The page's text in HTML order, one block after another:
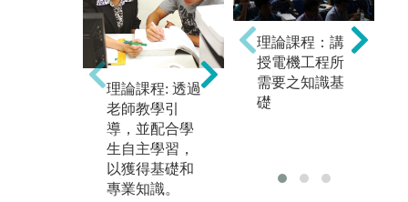
理論課程: 透過
老師教學引
導，並配合學
生自主學習，
以獲得基礎和
專業知識。
實驗課程: 針對
各學程領域，
皆有設計相關
實驗實作課
實驗、通訊實
理論課程：講
授電機工程所
需要之知識基
礎